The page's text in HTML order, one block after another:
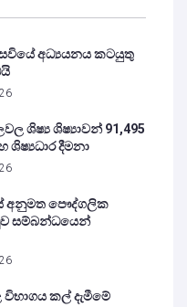
අධ්‍යයනය කටයුතු
ශිෂ්‍ය ශිෂ්‍යාවන් 91,495
දීමනා
අනුමත පෞද්ගලික
සම්බන්ධයෙන්
විභාගය කල් දැමීමේ